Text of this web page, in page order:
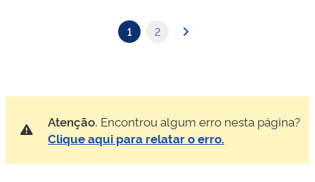
1 2
Atenção. Encontrou algum erro nesta página?
Clique aqui para relatar o erro.